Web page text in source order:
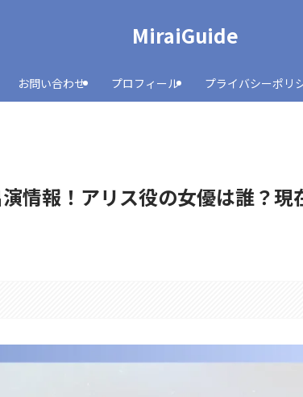
MiraiGuide
お問い合わせ プロフィール プライバシーポリ
情報！アリス役の女優は誰？現